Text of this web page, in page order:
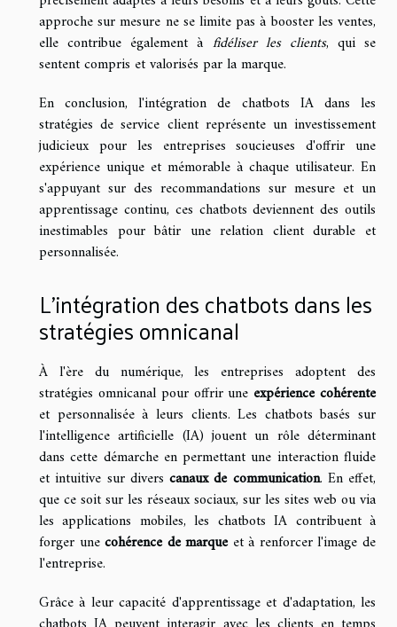
approche sur mesure ne se limite pas à booster les ventes,
elle contribue également à fidéliser les clients, qui se
sentent compris et valorisés par la marque.
En conclusion, l'intégration de chatbots IA dans les
stratégies de service client représente un investissement
judicieux pour les entreprises soucieuses d'offrir une
expérience unique et mémorable à chaque utilisateur. En
s'appuyant sur des recommandations sur mesure et un
apprentissage continu, ces chatbots deviennent des outils
inestimables pour bâtir une relation client durable et
personnalisée.
L'intégration des chatbots dans les
stratégies omnicanal
À l'ère du numérique, les entreprises adoptent des
stratégies omnicanal pour offrir une expérience cohérente
et personnalisée à leurs clients. Les chatbots basés sur
l'intelligence artificielle (IA) jouent un rôle déterminant
dans cette démarche en permettant une interaction fluide
et intuitive sur divers canaux de communication. En effet,
que ce soit sur les réseaux sociaux, sur les sites web ou via
les applications mobiles, les chatbots IA contribuent à
forger unecohérence de marqueet à renforcer l'image de
l'entreprise.
Grâce à leur capacité d'apprentissage et d'adaptation, les